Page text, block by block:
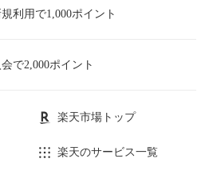
利用で1,000ポイント
で2,000ポイント
楽天市場トップ
楽天のサービス一覧